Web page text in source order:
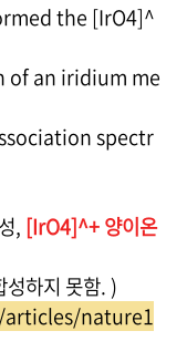
the [IrO4]^
of an iridium me
spectr
, [IrO4]^+ 양이온
하지 못함. )
nature1